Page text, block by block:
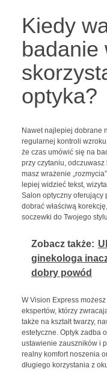
Kiedy
badanie
optyka?
Nawet najlepiej dobrane
regularnej kontroli
że czas umówić się na
przy czytaniu, odczuwasz
masz wrażenie
lepiej widzieć tekst,
Salon optyczny oferujący
dobrać właściwą
soczewki do Twojego
Zobacz także:
ginekologa
dobry powód
W Vision Express
ekspertów, którzy
także na kształt twarzy,
estetyczne. Optyk zadba
ustawienie zauszników i
realny komfort noszenia
długiego korzystania z